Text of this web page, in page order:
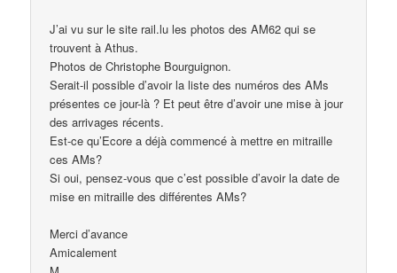
J’ai vu sur le site rail.lu les photos des AM62 qui se
trouvent à Athus.
Photos de Christophe Bourguignon.
Serait-il possible d’avoir la liste des numéros des AMs
présentes ce jour-là ? Et peut être d’avoir une mise à jour
des arrivages récents.
Est-ce qu’Ecore a déjà commencé à mettre en mitraille
ces AMs?
Si oui, pensez-vous que c’est possible d’avoir la date de
mise en mitraille des différentes AMs?
Merci d’avance
Amicalement